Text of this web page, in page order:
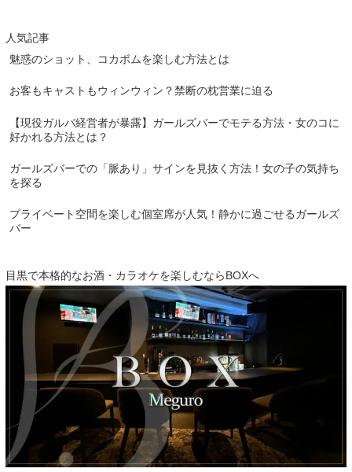
人気記事
魅惑のショット、コカボムを楽しむ方法とは
お客もキャストもウィンウィン？禁断の枕営業に迫る
【現役ガルバ経営者が暴露】ガールズバーでモテる方法・女のコに
好かれる方法とは？
ガールズバーでの「脈あり」サインを見抜く方法！女の子の気持ち
を探る
プライベート空間を楽しむ個室席が人気！静かに過ごせるガールズ
バー
目黒で本格的なお酒・カラオケを楽しむならBOXへ